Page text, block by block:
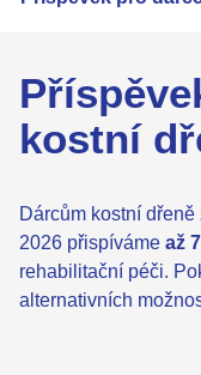
kostní
Dárcům kostní
2026 přispíváme až
rehabilitační péči.
alternativních